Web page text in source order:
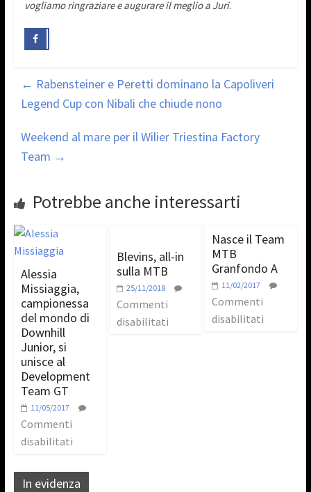
vogliamo ringraziare e augurare il meglio a Juri.
← Rabensteiner e Peretti dominano la Capoliveri
Legend Cup con Nibali che chiude nono
Weekend al mare per il Wilier Triestina Factory
Team →
Potrebbe anche interessarti
Alessia
Missiaggia,
campionessa
del mondo di
Downhill
Junior, si
unisce al
Development
Team GT
11/05/2017
Commenti
disabilitati
Blevins, all-in
sulla MTB
25/11/2018
Commenti
disabilitati
Nasce il Team
MTB
Granfondo A
11/02/2017
Commenti
disabilitati
In evidenza